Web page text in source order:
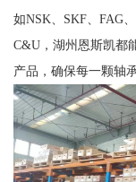
如NSK、SKF、FAG
C&U，湖州恩斯凯都
产品，确保每一颗轴